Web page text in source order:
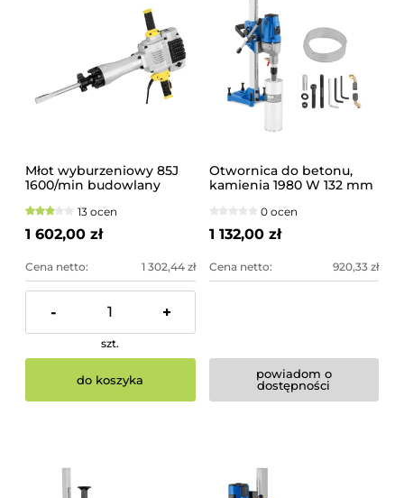
Młot wyburzeniowy 85J
1600/min budowlany
13 ocen
1 602,00 zł
Cena netto: 1 302,44 zł
- +
szt.
do koszyka
Otwornica do betonu,
kamienia 1980 W 132 mm
0 ocen
1 132,00 zł
Cena netto: 920,33 zł
powiadom o
dostępności